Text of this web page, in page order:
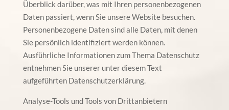
Überblick darüber, was mit Ihren personenbezogenen
Daten passiert, wenn Sie unsere Website besuchen.
Personenbezogene Daten sind alle Daten, mit denen
Sie persönlich identifiziert werden können.
Ausführliche Informationen zum Thema Datenschutz
entnehmen Sie unserer unter diesem Text
aufgeführten Datenschutzerklärung.
Analyse-Tools und Tools von Drittanbietern